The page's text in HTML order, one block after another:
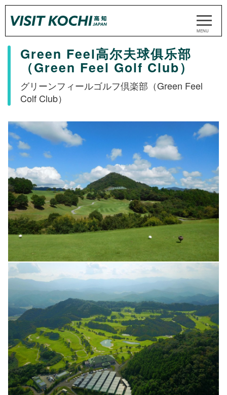
Green Feel高尔夫球俱乐部
（Green Feel Golf Club）
グリーンフィールゴルフ倶楽部（Green Feel
Colf Club）